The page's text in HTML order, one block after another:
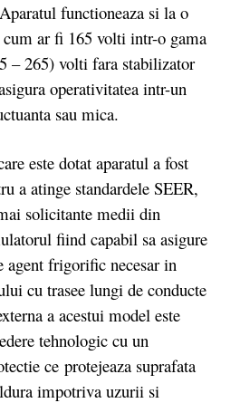
functioneaza si la o
ar fi 165 volti intr-o gama
– 265) volti fara stabilizator
operativitatea intr-un
sau mica.
este dotat aparatul a fost
a atinge standardele SEER,
solicitante medii din
fiind capabil sa asigure
agent frigorific necesar in
cu trasee lungi de conducte
a acestui model este
tehnologic cu un
ce protejeaza suprafata
impotriva uzurii si